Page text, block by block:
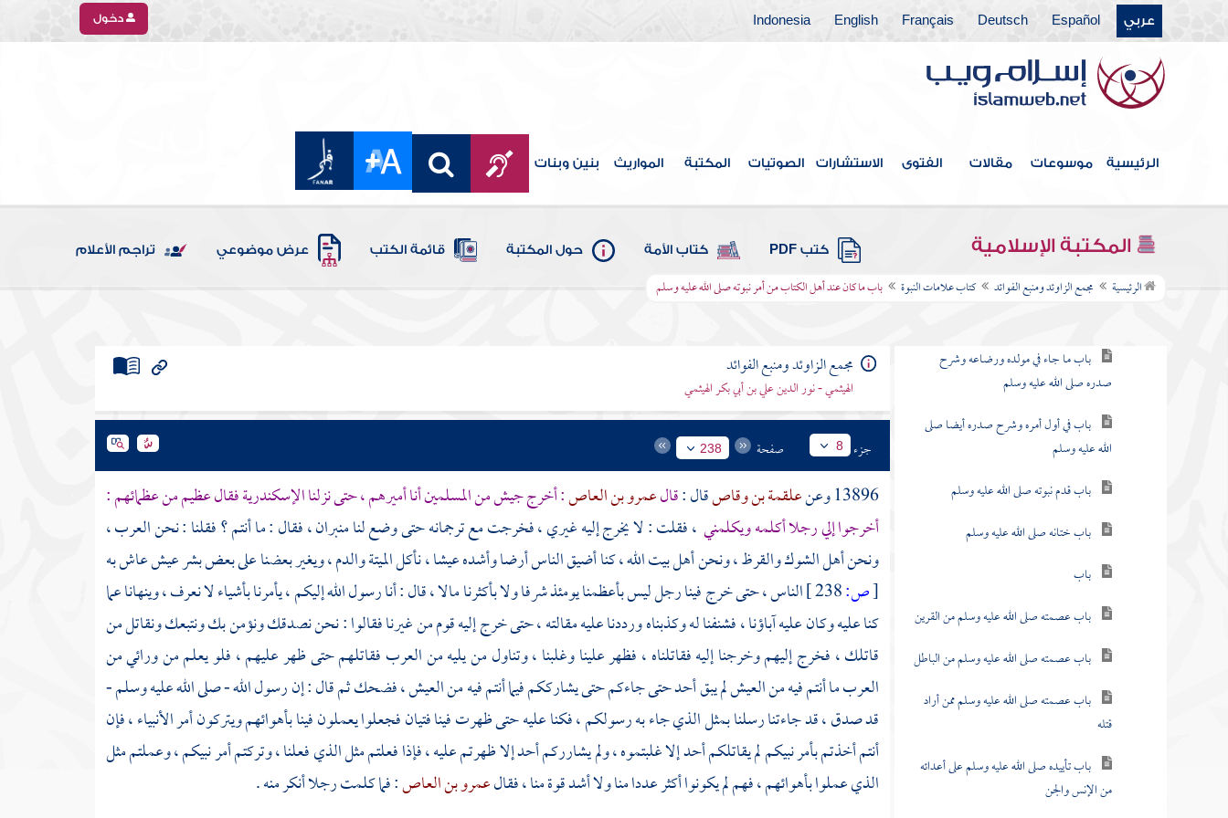
عربي Español
Deutsch
Français
English
Indonesia دخول
الرئيسية موسوعات مقالات الفتوى الاستشارات الصوتيات المكتبة المواريث بنين وبنات
المكتبة الإسلامية كتب PDF كتاب الأمة حول المكتبة قائمة الكتب عرض موضوعي تراجم الأعلام
الرئيسية مجمع الزاوئد ومنبع الفوائد كتاب علامات النبوة باب ما كان عند أهل الكتاب من أمر نبوته صلى الله عليه وسلم
كتاب التعبير
كتاب القدر
كتاب الفتن أعاذنا الله منها
كتاب الأدب
كتاب البر والصلة
كتاب فيه ذكر الأنبياء
كتاب علامات النبوة
باب ما جاء في مولده ورضاعه وشرح
صدره صلى الله عليه وسلم
باب في أول أمره وشرح صدره أيضا صلى
الله عليه وسلم
باب قدم نبوته صلى الله عليه وسلم
باب ختانه صلى الله عليه وسلم
باب
باب عصمته صلى الله عليه وسلم من القرين
باب عصمته صلى الله عليه وسلم من الباطل
باب عصمته صلى الله عليه وسلم ممن أراد
قتله
باب تأييده صلى الله عليه وسلم على أعدائه
من الإنس والجن
مجمع الزاوئد ومنبع الفوائد
الهيثمي - نور الدين علي بن أبي بكر الهيثمي
جزء 8 صفحة 238
13896 وعن علقمة بن وقاصقال :قالعمرو بن العاص: أخرج جيش من المسلمين أنا أميرهم ، حتى نزلناالإسكندريةفقال عظيم من عظمائهم :
أخرجوا إلي رجلا أكلمه ويكلمني ، فقلت : لا يخرج إليه غيري ، فخرجت مع ترجمانه حتى وضع لنا منبران ، فقال : ما أنتم ؟ فقلنا : نحن العرب ،
ونحن أهل الشوك والقرظ ، ونحن أهل بيت الله ، كنا أضيق الناس أرضا وأشده عيشا ، نأكل الميتة والدم ، ويغير بعضنا على بعض بشر عيش عاش به
[ص:
الناس ، حتى خرج فينا رجل ليس بأعظمنا يومئذ شرفا ولا بأكثرنا مالا ، قال : أنا رسول الله إليكم ، يأمرنا بأشياء لا نعرف ، وينهانا عما
كنا عليه وكان عليه آباؤنا ، فشنفنا له وكذبناه ورددنا عليه مقالته ، حتى خرج إليه قوم من غيرنا فقالوا : نحن نصدقك ونؤمن بك ونتبعك ونقاتل من
قاتلك ، فخرج إليهم وخرجنا إليه فقاتلناه ، فظهر علينا وغلبنا ، وتناول من يليه من العرب فقاتلهم حتى ظهر عليهم ، فلو يعلم من ورائي من
العرب ما أنتم فيه من العيش لم يبق أحد حتى جاءكم حتى يشارككم فيما أنتم فيه من العيش ، فضحك ثم قال : إن رسول الله - صلى الله عليه وسلم -
قد صدق ، قد جاءتنا رسلنا بمثل الذي جاء به رسولكم ، فكنا عليه حتى ظهرت فينا فتيان فجعلوا يعملون فينا بأهوائهم ويتركون أمر الأنبياء ، فإن
أنتم أخذتم بأمر نبيكم لم يقاتلكم أحد إلا غلبتموه ، ولم يشارركم أحد إلا ظهرتم عليه ، فإذا فعلتم مثل الذي فعلنا ، وتركتم أمر نبيكم ، وعملتم مثل
الذي عملوا بأهوائهم ، فهم لم يكونوا أكثر عددا منا ولا أشد قوة منا ، فقالعمرو بن العاص: فما كلمت رجلا أنكر منه .